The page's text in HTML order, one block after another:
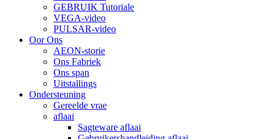
GEBRUIK Tutoriale
VEGA-video
PULSAR-video
Oor Ons
AEON-storie
Ons Fabriek
Ons span
Uitstallings
Ondersteuning
Gereelde vrae
aflaai
Sagteware aflaai